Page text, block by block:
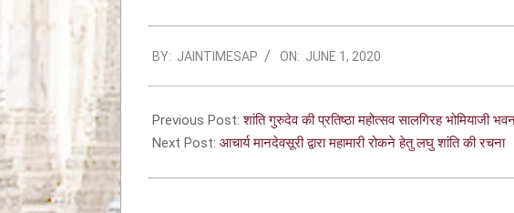
BY: JAINTIMESAP ON: JUNE 1, 2020
Previous Post:शांति गुरुदेव की प्रतिष्ठा महोत्सव सालगिरह भोमियाजी
Next Post: आचार्य मानदेवसूरी द्वारा महामारी रोकने हेतु लघु शांति की रचना